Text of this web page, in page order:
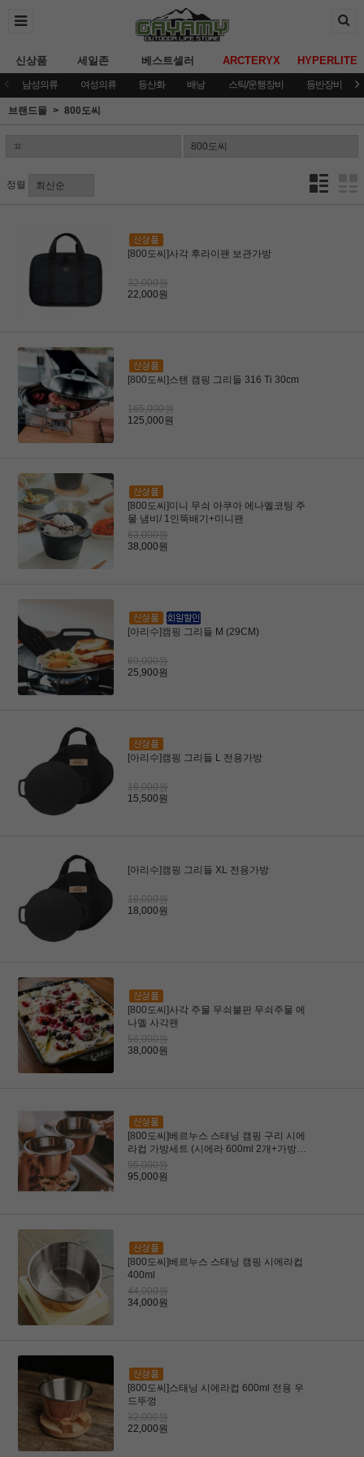
신상품 세일존 베스트셀러 ARCTERYX HYPERLITE
남성의류 여성의류 등산화 배낭 스틱/운행장비 등반장비
브랜드몰 800도씨
정렬
[800도씨]사각 후라이팬 보관가방
32,000원
22,000원
[800도씨]스텐 캠핑 그리들 316 Ti 30cm
165,000원
125,000원
[800도씨]미니 무쇠 아쿠아 에나멜코팅 주
물 냄비/ 1인뚝배기+미니팬
63,000원
38,000원
[아리수]캠핑 그리들 M (29CM)
69,000원
25,900원
[아리수]캠핑 그리들 L 전용가방
16,000원
15,500원
[아리수]캠핑 그리들 XL 전용가방
18,000원
18,000원
[800도씨]사각 주물 무쇠불판 무쇠주물 에
나멜 사각팬
56,000원
38,000원
[800도씨]베르누스 스태닝 캠핑 구리 시에
라컵 가방세트 (시에라 600ml 2개+가방세
트)
95,000원
95,000원
[800도씨]베르누스 스태닝 캠핑 시에라컵
400ml
44,000원
34,000원
[800도씨]스태닝 시에라컵 600ml 전용 우
드뚜껑
32,000원
22,000원